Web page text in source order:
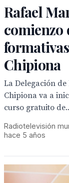
Rafael
comienzo
Chipiona
La Delegación
Chipiona va a
curso gratuito
Radiotelevisión
hace 5 años